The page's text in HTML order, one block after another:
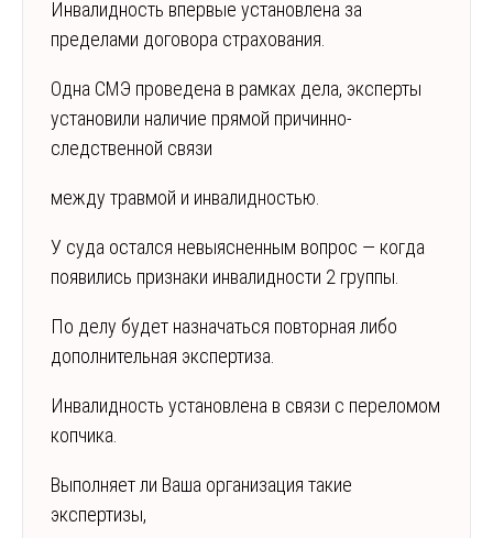
Инвалидность впервые установлена за
пределами договора страхования.
Одна СМЭ проведена в рамках дела, эксперты
установили наличие прямой причинно-
следственной связи
между травмой и инвалидностью.
У суда остался невыясненным вопрос — когда
появились признаки инвалидности 2 группы.
По делу будет назначаться повторная либо
дополнительная экспертиза.
Инвалидность установлена в связи с переломом
копчика.
Выполняет ли Ваша организация такие
экспертизы,